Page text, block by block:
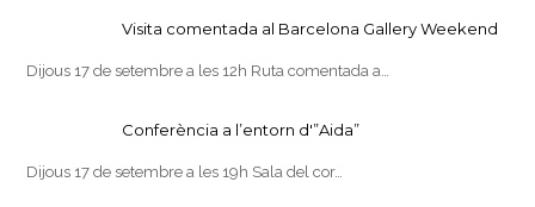
Visita comentada al Barcelona Gallery Weekend
Dijous 17 de setembre a les 12h Ruta comentada a…
Conferència a l’entorn d'”Aida”
Dijous 17 de setembre a les 19h Sala del cor…